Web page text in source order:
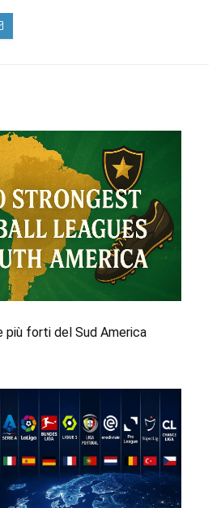
più forti del Sud America